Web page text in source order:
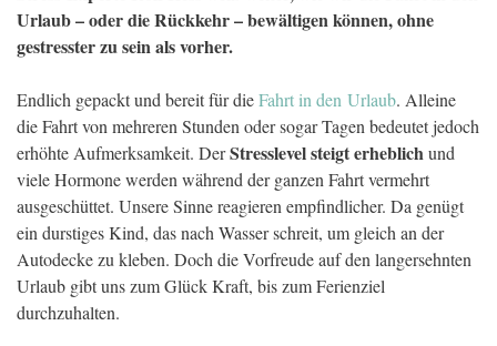
Urlaub – oder die Rückkehr – bewältigen können, ohne
gestresster zu sein als vorher.
Endlich gepackt und bereit für dieFahrt in den Urlaub. Alleine
die Fahrt von mehreren Stunden oder sogar Tagen bedeutet jedoch
erhöhte Aufmerksamkeit. DerStresslevel steigt erheblichund
viele Hormone werden während der ganzen Fahrt vermehrt
ausgeschüttet. Unsere Sinne reagieren empfindlicher. Da genügt
ein durstiges Kind, das nach Wasser schreit, um gleich an der
Autodecke zu kleben. Doch die Vorfreude auf den langersehnten
Urlaub gibt uns zum Glück Kraft, bis zum Ferienziel
durchzuhalten.